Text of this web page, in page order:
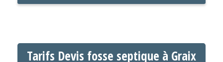
Tarifs Devis fosse septique à Graix